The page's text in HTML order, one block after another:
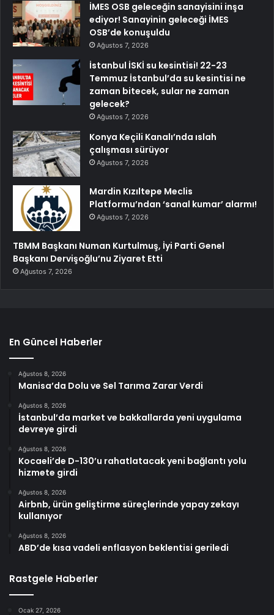
İMES OSB geleceğin sanayisini inşa
ediyor! Sanayinin geleceği İMES
OSB’de konuşuldu
Ağustos 7, 2026
İstanbul İSKİ su kesintisi! 22-23
Temmuz İstanbul’da su kesintisi ne
zaman bitecek, sular ne zaman
gelecek?
Ağustos 7, 2026
Konya Keçili Kanalı’nda ıslah
çalışması sürüyor
Ağustos 7, 2026
Mardin Kızıltepe Meclis
Platformu’ndan ‘sanal kumar’ alarmı!
Ağustos 7, 2026
TBMM Başkanı Numan Kurtulmuş, İyi Parti Genel
Başkanı Dervişoğlu’nu Ziyaret Etti
Ağustos 7, 2026
En Güncel Haberler
Ağustos 8, 2026
Manisa’da Dolu ve Sel Tarıma Zarar Verdi
Ağustos 8, 2026
İstanbul’da market ve bakkallarda yeni uygulama
devreye girdi
Ağustos 8, 2026
Kocaeli’de D-130’u rahatlatacak yeni bağlantı yolu
hizmete girdi
Ağustos 8, 2026
Airbnb, ürün geliştirme süreçlerinde yapay zekayı
kullanıyor
Ağustos 8, 2026
ABD’de kısa vadeli enflasyon beklentisi geriledi
Rastgele Haberler
Ocak 27, 2026